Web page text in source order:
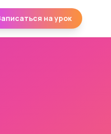
на урок